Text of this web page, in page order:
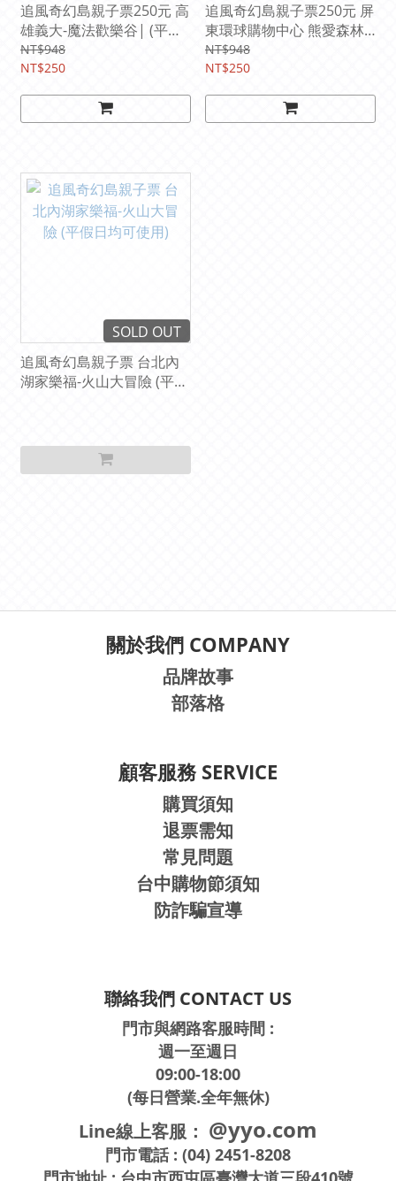
追風奇幻島親子票250元 高
雄義大-魔法歡樂谷| (平假
日均可使用)【期限
2026/8/31】
NT$948
NT$250
追風奇幻島親子票250元 屏
東環球購物中心 熊愛森林|
(平假日均可使用) 【期限
2027/9/30】
NT$948
NT$250
SOLD OUT
追風奇幻島親子票 台北內
湖家樂福-火山大冒險 (平假
關於我們 COMPANY
品牌故事
部落格
顧客服務 SERVICE
購買須知
退票需知
常見問題
台中購物節須知
防詐騙宣導
聯絡我們 CONTACT US
門市與網路客服時間 :
週一至週日
09:00-18:00
(每日營業.全年無休)
Line線上客服： @yyo.com
門市電話 : (04) 2451-8208